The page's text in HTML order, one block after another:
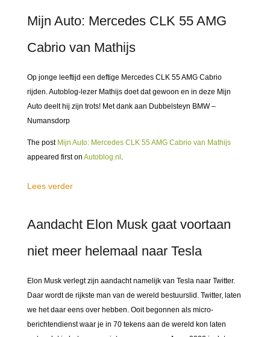
Mijn Auto: Mercedes CLK 55 AMG
Cabrio van Mathijs
Op jonge leeftijd een deftige Mercedes CLK 55 AMG Cabrio
rijden. Autoblog-lezer Mathijs doet dat gewoon en in deze Mijn
Auto deelt hij zijn trots! Met dank aan Dubbelsteyn BMW –
Numansdorp
The post Mijn Auto: Mercedes CLK 55 AMG Cabrio van Mathijs
appeared first on Autoblog.nl .
Lees verder
Aandacht Elon Musk gaat voortaan
niet meer helemaal naar Tesla
Elon Musk verlegt zijn aandacht namelijk van Tesla naar Twitter.
Daar wordt de rijkste man van de wereld bestuurslid. Twitter, laten
we het daar eens over hebben. Ooit begonnen als micro-
berichtendienst waar je in 70 tekens aan de wereld kon laten